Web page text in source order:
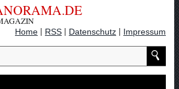
Home | RSS | Datenschutz | Impressum